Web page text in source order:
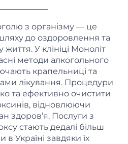
з організму — це
до оздоровлення та
У клініці Моноліт
методи алкогольного
крапельниці та
лікування. Процедури
та ефективно очистити
відновлюючи
здоров’я. Послуги з
стають дедалі більш
Україні завдяки їх